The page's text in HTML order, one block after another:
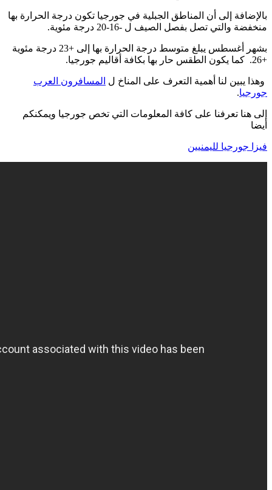
بالإضافة إلى أن المناطق الجبلية في جورجيا تكون درجة الحرارة بها
منخفضة والتي تصل بفصل الصيف ل -16-20 درجة مئوية.
بشهر أغسطس يبلغ متوسط درجة الحرارة بها إلى +23 درجة مئوية
+26. كما يكون الطقس حار بها بكافة أقاليم جورجيا.
وهذا يبين لنا أهمية التعرف على المناخ ل المسافرون العرب
جورجيا.
إلى هنا تعرفنا على كافة المعلومات التي تخص جورجيا ويمكنكم
أيضا
فيزا جورجيا لليمنيين